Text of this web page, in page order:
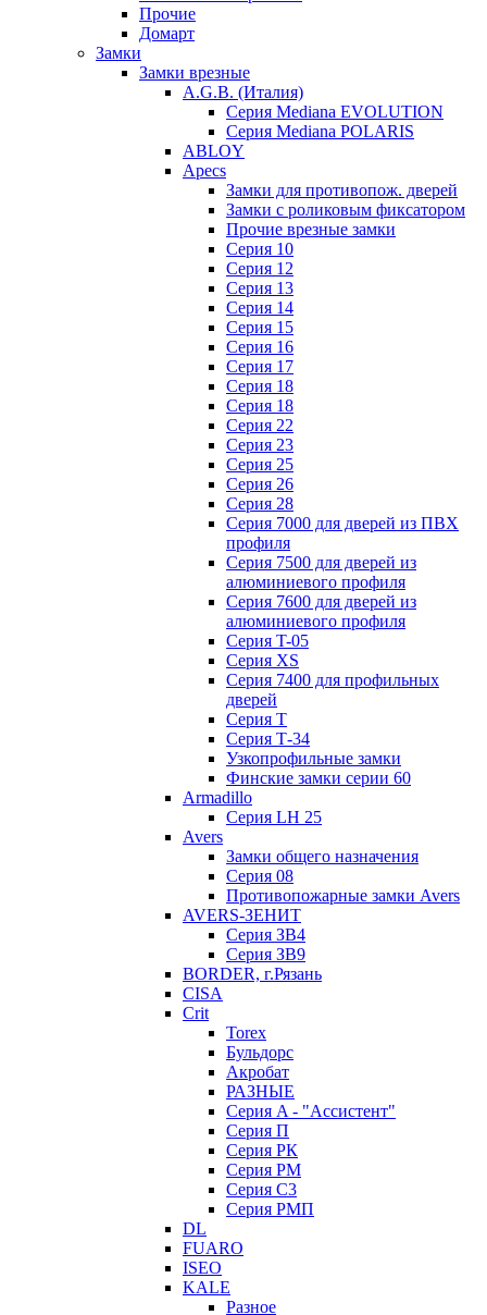
Прочие
Домарт
Замки
Замки врезные
A.G.B. (Италия)
Серия Mediana EVOLUTION
Серия Mediana POLARIS
ABLOY
Apecs
Замки для противопож. дверей
Замки с роликовым фиксатором
Прочие врезные замки
Серия 10
Серия 12
Серия 13
Серия 14
Серия 15
Серия 16
Серия 17
Серия 18
Серия 18
Серия 22
Серия 23
Серия 25
Серия 26
Серия 28
Серия 7000 для дверей из ПВХ
профиля
Серия 7500 для дверей из
алюминиевого профиля
Серия 7600 для дверей из
алюминиевого профиля
Серия T-05
Серия XS
Серия 7400 для профильных
дверей
Серия Т
Серия Т-34
Узкопрофильные замки
Финские замки серии 60
Armadillo
Серия LH 25
Avers
Замки общего назначения
Серия 08
Противопожарные замки Avers
AVERS-ЗЕНИТ
Серия ЗВ4
Серия ЗВ9
BORDER, г.Рязань
CISA
Crit
Torex
Бульдорс
Акробат
РАЗНЫЕ
Серия A - "Ассистент"
Серия П
Серия РК
Серия РМ
Серия С3
Серия РМП
DL
FUARO
ISEO
KALE
Разное